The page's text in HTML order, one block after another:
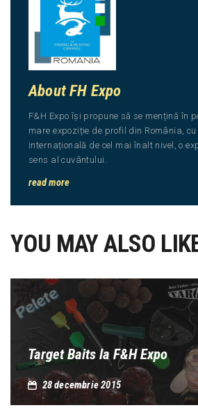
About FH Expo
F&H Expo își propune să se mențină în
mare expoziție de profil din România,
internațională de cel mai înalt nivel, o
sens al cuvântului.
read more
YOU MAY ALSO
Target Baits la F&H Expo
28 decembrie 2015